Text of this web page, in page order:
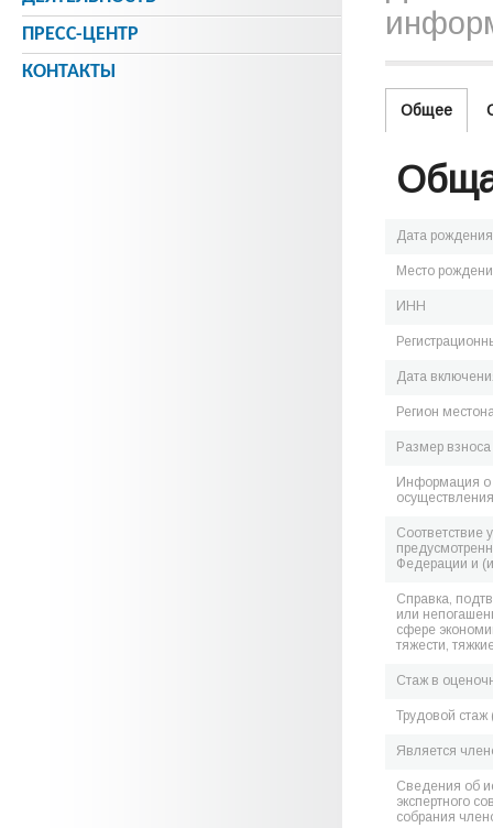
Общее
Дата рождения
Место
ИНН
Дата
Регион
Размер
Информация о
Соответствие
Федерации и
Справка,
или
сфере
тяжести,
Стаж в
Трудовой стаж
Является
Сведения об
экспертного
собрания
ПРЕСС-ЦЕНТР
КОНТАКТЫ